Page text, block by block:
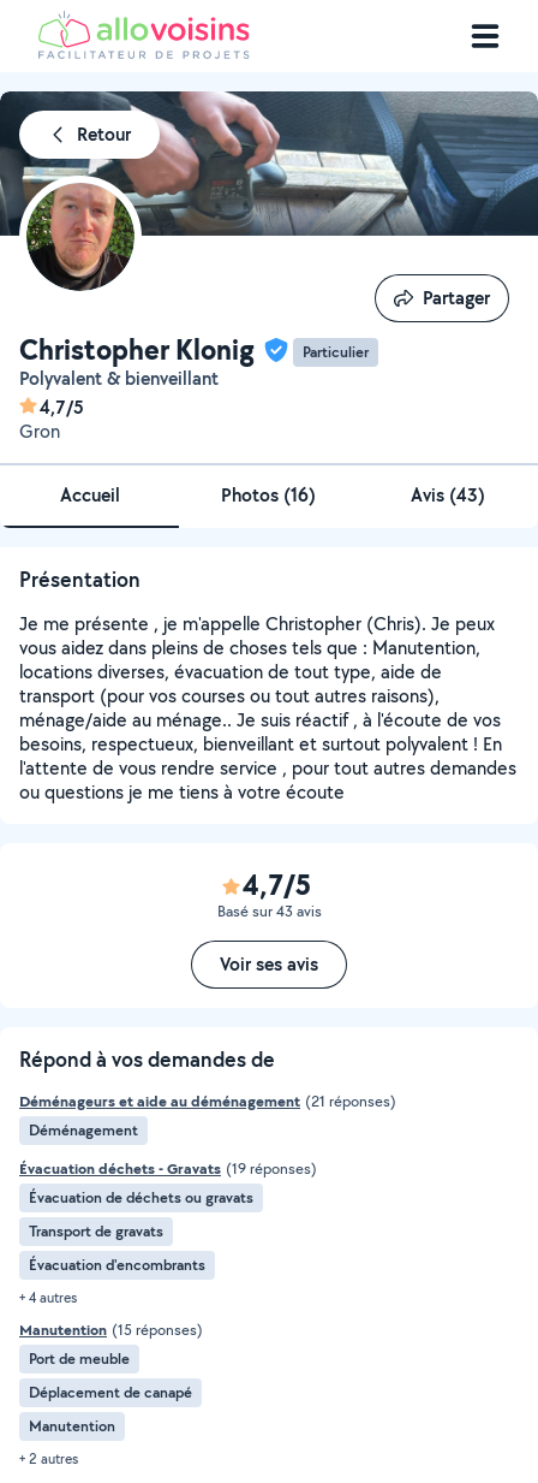
Retour
Christopher Klonig Particulier
Polyvalent & bienveillant
4,7/5
Gron
Partager
Partager
Accueil Photos (16) Avis (43)
Présentation
Je me présente , je m'appelle Christopher (Chris). Je peux
vous aidez dans pleins de choses tels que : Manutention,
locations diverses, évacuation de tout type, aide de
transport (pour vos courses ou tout autres raisons),
ménage/aide au ménage.. Je suis réactif , à l'écoute de vos
besoins, respectueux, bienveillant et surtout polyvalent ! En
l'attente de vous rendre service , pour tout autres demandes
ou questions je me tiens à votre écoute
4,7/5
Basé sur 43 avis
Voir ses avis
Répond à vos demandes de
Déménageurs et aide au déménagement (21 réponses)
Déménagement
Évacuation déchets - Gravats (19 réponses)
Évacuation de déchets ou gravats
Transport de gravats
Évacuation d'encombrants
+ 4 autres
Manutention (15 réponses)
Port de meuble
Déplacement de canapé
Manutention
+ 2 autres